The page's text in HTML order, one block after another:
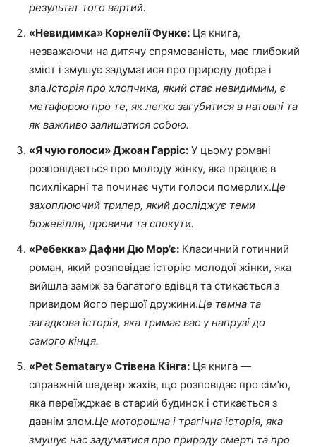
результат того вартий.
«Невидимка» Корнелії Функе: Ця книга,
незважаючи на дитячу спрямованість, має глибокий
зміст і змушує задуматися про природу добра і
зла.Історія про хлопчика, який стає невидимим, є
метафорою про те, як легко загубитися в натовпі та
як важливо залишатися собою.
«Я чую голоси» Джоан Гарріс: У цьому романі
розповідається про молоду жінку, яка працює в
психлікарні та починає чути голоси померлих.Це
захоплюючий трилер, який досліджує теми
божевілля, провини та спокути.
«Ребекка» Дафни Дю Мор’є: Класичний готичний
роман, який розповідає історію молодої жінки, яка
вийшла заміж за багатого вдівця та стикається з
привидом його першої дружини.Це темна та
загадкова історія, яка тримає вас у напрузі до
самого кінця.
«Pet Sematary» Стівена Кінга: Ця книга —
справжній шедевр жахів, що розповідає про сім’ю,
яка переїжджає в старий будинок і стикається з
давнім злом.Це моторошна і трагічна історія, яка
змушує нас задуматися про природу смерті та про